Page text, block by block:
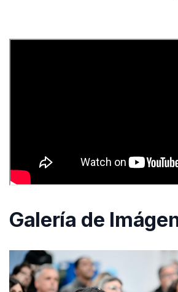
Galería de